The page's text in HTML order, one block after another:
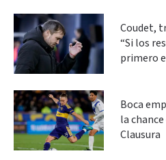
Coudet,
“Si los
primero
Boca
la
Clausura